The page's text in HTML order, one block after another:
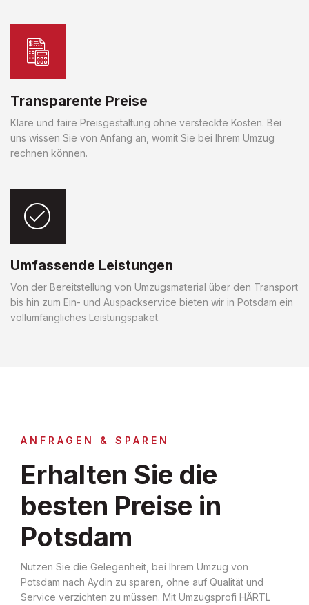
Transparente Preise
Klare und faire Preisgestaltung ohne versteckte Kosten. Bei
uns wissen Sie von Anfang an, womit Sie bei Ihrem Umzug
rechnen können.
Umfassende Leistungen
Von der Bereitstellung von Umzugsmaterial über den Transport
bis hin zum Ein- und Auspackservice bieten wir in Potsdam ein
vollumfängliches Leistungspaket.
ANFRAGEN & SPAREN
Erhalten Sie die
besten Preise in
Potsdam
Nutzen Sie die Gelegenheit, bei Ihrem Umzug von
Potsdam nach Aydin zu sparen, ohne auf Qualität und
Service verzichten zu müssen. Mit Umzugsprofi HÄRTL